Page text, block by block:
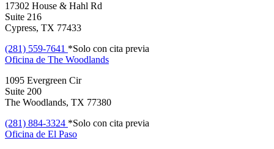
17302 House & Hahl Rd
Suite 216
Cypress, TX 77433
(281) 559-7641 *Solo con cita previa
Oficina de The Woodlands
1095 Evergreen Cir
Suite 200
The Woodlands, TX 77380
(281) 884-3324 *Solo con cita previa
Oficina de El Paso